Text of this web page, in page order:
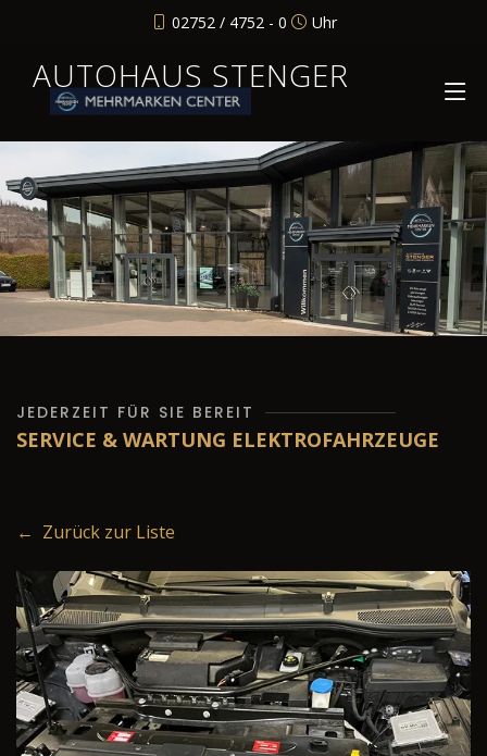
02752 / 4752 - 0 Uhr
AUTOHAUS STENGER
JEDERZEIT FÜR SIE BEREIT
SERVICE & WARTUNG ELEKTROFAHRZEUGE
← Zurück zur Liste